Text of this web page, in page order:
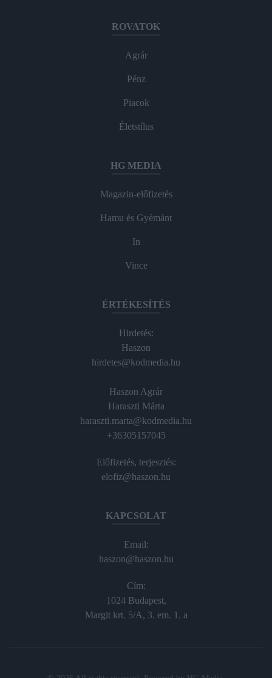
ROVATOK
Agrár
Pénz
Piacok
Életstílus
HG MEDIA
Magazin-előfizetés
Hamu és Gyémánt
In
Vince
ÉRTÉKESÍTÉS
Hirdetés:
Haszon
hirdetes@kodmedia.hu
Haszon Agrár
Haraszti Márta
haraszti.marta@kodmedia.hu
+36305157045
Előfizetés, terjesztés:
elofiz@haszon.hu
KAPCSOLAT
Email:
haszon@haszon.hu
Cím:
1024 Budapest,
Margit krt. 5/A, 3. em. 1. a